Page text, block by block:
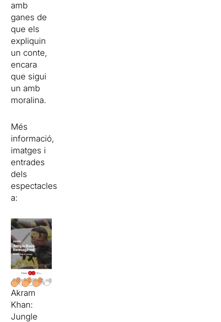
amb
ganes de
que els
expliquin
un conte,
encara
que sigui
un amb
moralina.
Més
informació,
imatges i
entrades
dels
espectacles
a:
Akram
Khan:
Jungle